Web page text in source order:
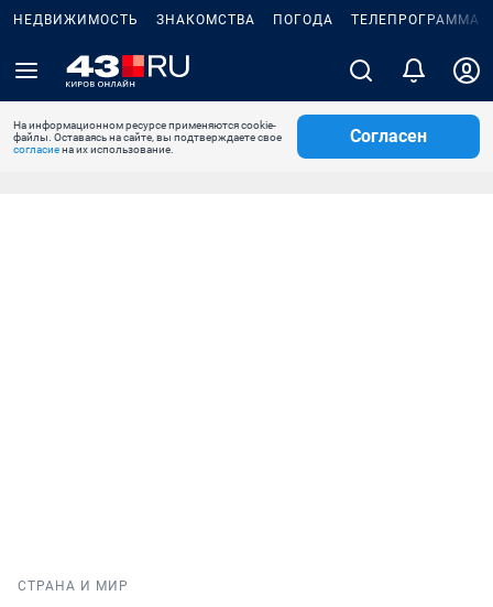
НЕДВИЖИМОСТЬ ЗНАКОМСТВА ПОГОДА ТЕЛЕПРОГРАММА
На информационном ресурсе применяются cookie-
файлы. Оставаясь на сайте, вы подтверждаете свое
согласиена их использование.
Согласен
СТРАНА И МИР